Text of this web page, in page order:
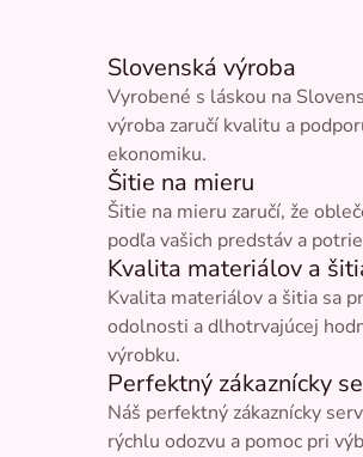
Slovenská výroba
Vyrobené s láskou na
výroba zaručí kvalitu a
ekonomiku.
Šitie na mieru
Šitie na mieru zaručí, že
podľa vašich predstáv a
Kvalita materiálov a
Kvalita materiálov a šitia sa
odolnosti a dlhotrvajúcej
výrobku.
Perfektný zákaznícky
Náš perfektný zákaznícky
rýchlu odozvu a pomoc pri